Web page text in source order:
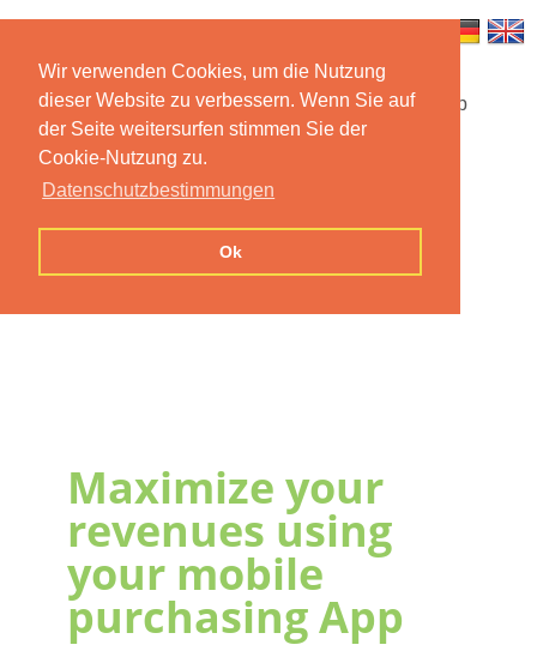
Wir verwenden Cookies, um die Nutzung
dieser Website zu verbessern. Wenn Sie auf
der Seite weitersurfen stimmen Sie der
Cookie-Nutzung zu.
Datenschutzbestimmungen
Ok
Startseite Funktionen Mobile App
Preise
Kontakt Impressum
Maximize your
revenues using
your mobile
purchasing App